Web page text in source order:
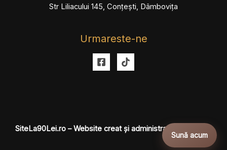
Str Liliacului 145, Conțești, Dâmbovița
Urmareste-ne
SiteLa90Lei.ro – Website creat și administrat profesional.
Sună acum